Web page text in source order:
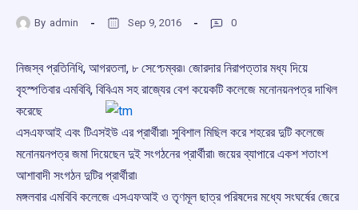
By admin Sep 9, 2016 0
নিজস্ব প্রতিনিধি, আগরতলা, ৮ সেপ্ঢেম্বর৷৷ জোরদার নিরাপত্তার মধ্য দিয়ে
বৃহস্পতিবার এমবিবি, বিবিএম সহ রাজ্যের বেশকয়েকটি কলেজে মনোনয়নপত্র দাখিল
করেছে
এসএফআই এবং টিএসইউ এর প্রার্থীরা৷ সুবিশাল মিছিল করে শহরের দুটি কলেজে
মনোনয়নপত্র জমা দিয়েছেন দুই সংগঠনের প্রার্থীরা৷ জয়ের ব্যাপারে একশ শতাংশ
আশাবাদী সংগঠন দুটির প্রার্থীরা৷
মঙ্গলবার এমবিবি কলেজে এসএফআই ও তৃণমূল ছাত্র পরিষদের মধ্যে সংঘর্ষের জেরে